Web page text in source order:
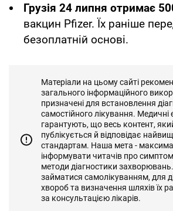
Грузія 24 липня отримає
вакцин Pfizer. Їх раніше
безоплатній основі.
Матеріали на цьому сайті
загального інформаційного
призначені для встановлення
самостійного лікування. Медичні
гарантують, що весь контент,
публікується й відповідає
стандартам. Наша мета -
інформувати читачів про
методи діагностики
займатися самолікуванням, для
хвороб та визначення шляхів їх
за консультацією лікарів.